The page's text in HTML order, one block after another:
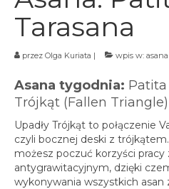
Blog
platforma kursowa
Tarasana
przez Olga Kuriata | wpis w:
Asana tygodnia: Patita
Trójkąt (Fallen Triangle)
Upadły Trójkąt to połączenie
czyli bocznej deski z
możesz poczuć korzyści pracy
antygrawitacyjnym, dzięki
wykonywania wszystkich asan